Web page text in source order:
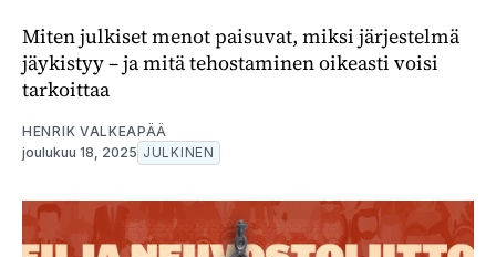
Miten julkiset menot paisuvat, miksi järjestelmä
jäykistyy – ja mitä tehostaminen oikeasti voisi
tarkoittaa
HENRIK VALKEAPÄÄ
joulukuu 18, 2025 JULKINEN